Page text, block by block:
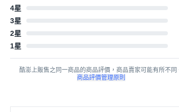
4星
3星
2星
1星
酷澎上販售之同一商品的商品評價，商品賣家可能有所不同
商品評價管理原則